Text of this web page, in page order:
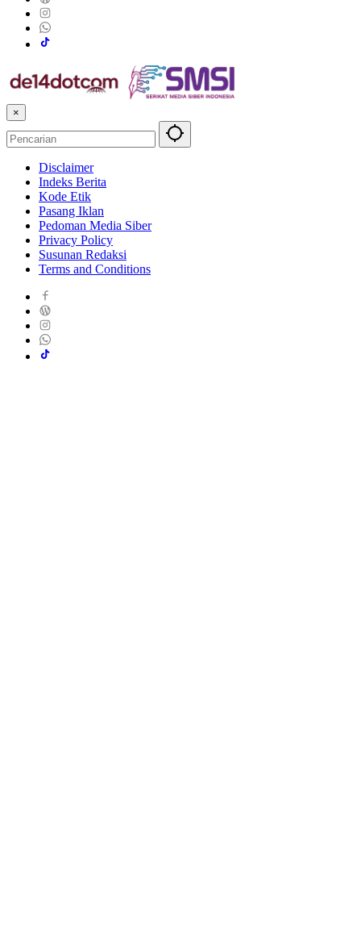
×
Disclaimer
Indeks Berita
Kode Etik
Pasang Iklan
Pedoman Media Siber
Privacy Policy
Susunan Redaksi
Terms and Conditions